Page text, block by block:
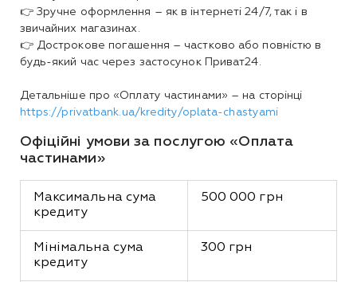
👉 Зручне оформлення – як в інтернеті 24/7, так і в
звичайних магазинах.
👉 Дострокове погашення – частково або повністю в
будь-який час через застосунок Приват24.
Детальніше про «Оплату частинами» – на сторінці
https://privatbank.ua/kredity/oplata-chastyami
Офіційні умови за послугою «Оплата
частинами»
Максимальна сума
кредиту
500 000 грн
Мінімальна сума
кредиту
300 грн